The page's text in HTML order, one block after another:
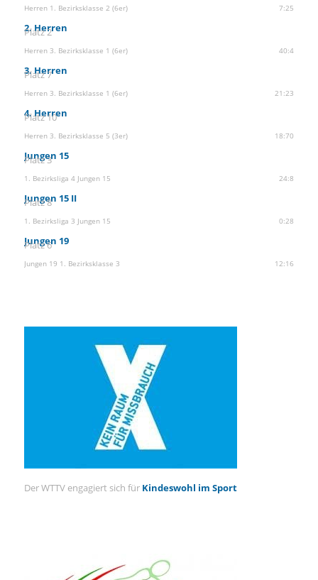
Herren 1. Bezirksklasse 2 (6er) 7:25
2. Herren
Platz 2
Herren 3. Bezirksklasse 1 (6er) 40:4
3. Herren
Platz 7
Herren 3. Bezirksklasse 1 (6er) 21:23
4. Herren
Platz 10
Herren 3. Bezirksklasse 5 (3er) 18:70
Jungen 15
Platz 3
1. Bezirksliga 4 Jungen 15 24:8
Jungen 15 II
Platz 8
1. Bezirksliga 3 Jungen 15 0:28
Jungen 19
Platz 6
Jungen 19 1. Bezirksklasse 3 12:16
Der WTTV engagiert sich für Kindeswohl im Sport